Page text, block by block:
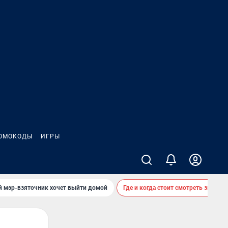
ИГРЫ
мэр-взяточник хочет выйти домой Где и когда стоит смотреть